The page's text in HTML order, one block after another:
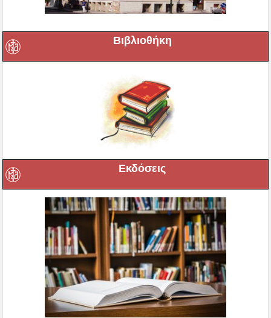
Βιβλιοθήκη
Εκδόσεις